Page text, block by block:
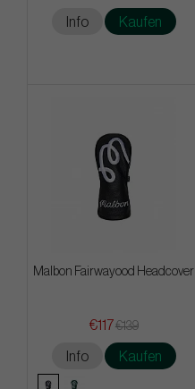
Info Kaufen
Malbon Fairwayood Headcover
€117€139
Info Kaufen